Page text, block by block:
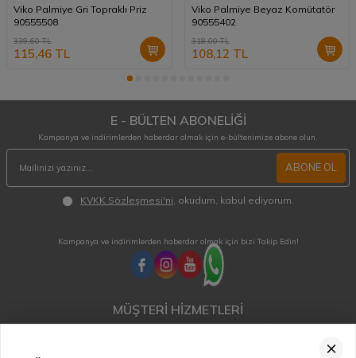
Viko Palmiye Gri Topraklı Priz
90555508
339,60TL
115,46 TL
Viko Palmiye Beyaz Komütatör
90555402
318,00TL
108,12 TL
E - BÜLTEN ABONELİĞİ
Kampanya ve indirimlerden haberdar olmak için e-bültenimize abone olun.
ABONE OL
KVKK Sözleşmesi'ni , okudum, kabul ediyorum.
Kampanya ve indirimlerden haberdar olmak için bizi Takip Edin!
MÜŞTERİ HİZMETLERİ
Hafta içi 08:00 - 18:00 / Cumartesi 08:00 - 13:00 arası merak ettiğiniz tüm sorular ve